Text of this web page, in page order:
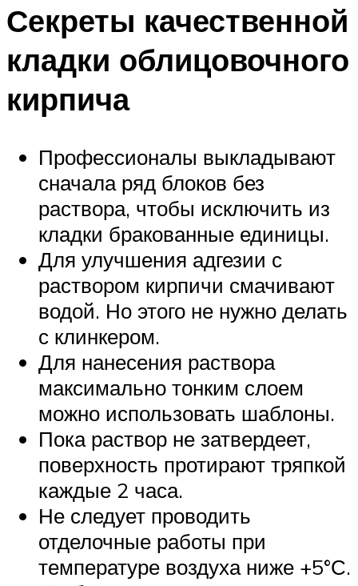
Секреты качественной
кладки облицовочного
кирпича
Профессионалы выкладывают
сначала ряд блоков без
раствора, чтобы исключить из
кладки бракованные единицы.
Для улучшения адгезии с
раствором кирпичи смачивают
водой. Но этого не нужно делать
с клинкером.
Для нанесения раствора
максимально тонким слоем
можно использовать шаблоны.
Пока раствор не затвердеет,
поверхность протирают тряпкой
каждые 2 часа.
Не следует проводить
отделочные работы при
температуре воздуха ниже +5°С.